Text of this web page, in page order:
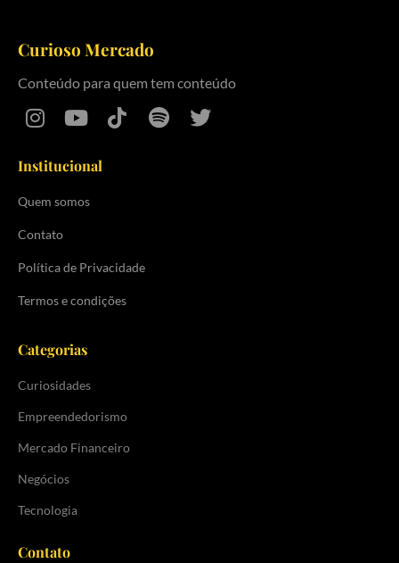
Curioso Mercado
Conteúdo para quem tem conteúdo
Institucional
Quem somos
Contato
Política de Privacidade
Termos e condições
Categorias
Curiosidades
Empreendedorismo
Mercado Financeiro
Negócios
Tecnologia
Contato